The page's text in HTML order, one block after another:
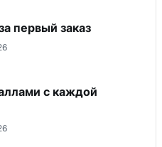
первый заказ
с каждой